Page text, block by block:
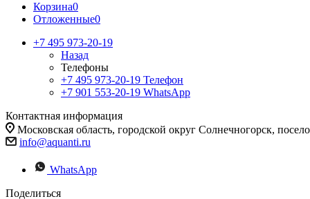
Корзина0
Отложенные0
+7 495 973-20-19
Назад
Телефоны
+7 495 973-20-19 Телефон
+7 901 553-20-19 WhatsApp
Контактная информация
Московская область, городской округ Солнечногорск,
info@aquanti.ru
WhatsApp
Поделиться